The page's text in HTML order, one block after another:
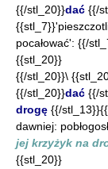
{{/stl_20}}dać {{/
pocałować': {{/
{{stl_20}}
{{/stl_20}}\
{{/stl_20}}dać {{/
drogę {{/
dawniej:
jej krzyżyk na
{{stl_20}}